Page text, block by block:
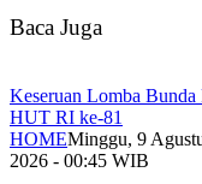
Baca Juga
Keseruan Lomba
HUT RI ke-81
HOMEMinggu, 9
2026 - 00:45 WIB